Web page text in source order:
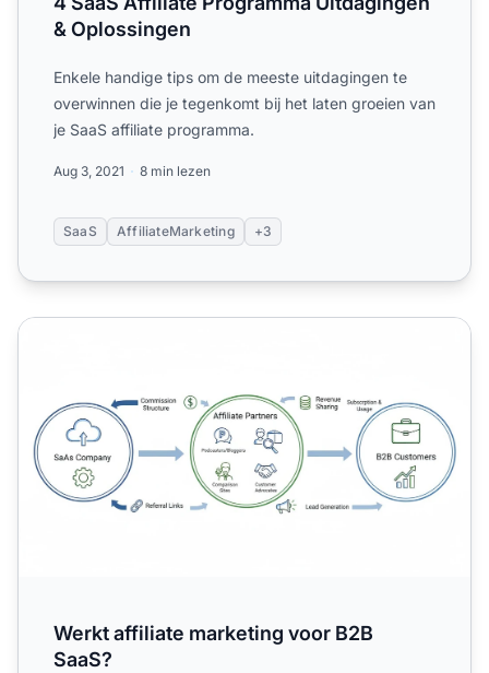
& Oplossingen
Enkele handige tips om de meeste uitdagingen te
overwinnen die je tegenkomt bij het laten groeien van
je SaaS affiliate programma.
Aug 3, 2021 8 min lezen
SaaS AffiliateMarketing +3
Werkt affiliate marketing voor B2B SaaS?
Werkt affiliate marketing voor B2B
SaaS?